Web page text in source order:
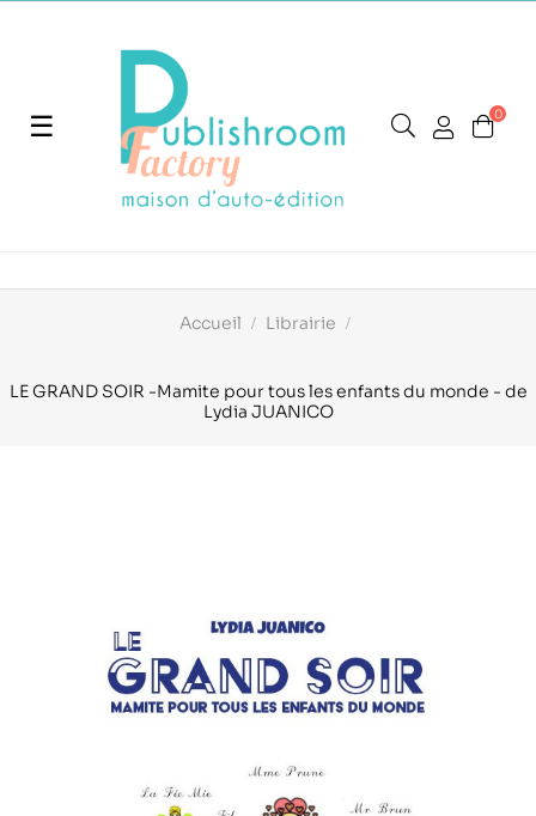
Basculer
navigation
☰ 0
Accueil Librairie
LE GRAND SOIR -Mamite pour tous les enfants du monde - de
Lydia JUANICO